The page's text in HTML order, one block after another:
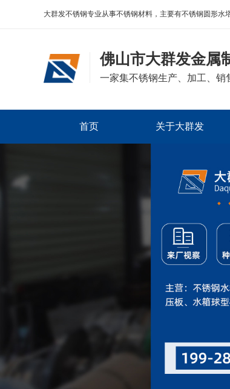
大群发不锈钢专业从事不锈钢材料，主要有不锈钢圆形
佛山市大群发金属
一家集不锈钢生产、加工、销
首页 关于大群发